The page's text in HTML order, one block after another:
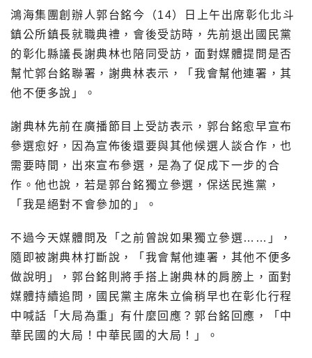
鴻海集團創辦人郭台銘今（14）日上午出席彰化北斗
鎮公所鎮長就職典禮，會後受訪時，先前退出國民黨
的彰化縣議長謝典林也陪同受訪，面對媒體提問是否
幫忙郭台銘聯署，謝典林表示，「我會幫他連署，其
他不便多說」。
謝典林先前在廣播節目上受訪表示，郭台銘愈早宣布
參選愈好，因為宣佈後還要與其他候選人談合作，也
需要時間，出來宣布參選，是為了促成下一步的合
作。他也說，若是郭台銘獨立參選，保送民進黨，
「我是絕對不會參加的」。
不過今天媒體問及「之前曾說如果獨立參選……」，
隨即被謝典林打斷說，「我會幫他連署，其他不便多
做說明」，郭台銘則將手搭上謝典林的肩膀上，面對
媒體持續追問，國民黨主席朱立倫稍早也在彰化行程
中喊話「大局為重」有什麼回應？郭台銘回應，「中
華民國的大局！中華民國的大局！」。